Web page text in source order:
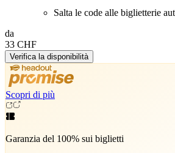
Salta le code alle biglietterie
da
33 CHF
Verifica la disponibilità
Scopri di più
Garanzia del 100% sui biglietti